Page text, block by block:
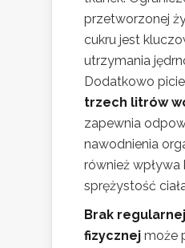
przetworzonej
cukru jest
utrzymania
Dodatkowo picie
trzech litrów
zapewnia
nawodnienia
również wpływa
sprężystość
Brak
fizycznej może